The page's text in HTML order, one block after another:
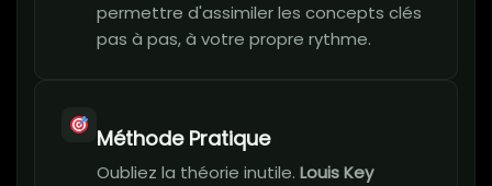
permettre d'assimiler les concepts clés
pas à pas, à votre propre rythme.
Méthode Pratique
Oubliez la théorie inutile. Louis Key